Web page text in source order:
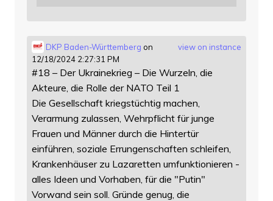
view on instance
DKP Baden-Württemberg on
12/18/2024 2:27:31 PM
#18 – Der Ukrainekrieg – Die Wurzeln, die
Akteure, die Rolle der NATO Teil 1
Die Gesellschaft kriegstüchtig machen,
Verarmung zulassen, Wehrpflicht für junge
Frauen und Männer durch die Hintertür
einführen, soziale Errungenschaften schleifen,
Krankenhäuser zu Lazaretten umfunktionieren -
alles Ideen und Vorhaben, für die "Putin"
Vorwand sein soll. Gründe genug, die